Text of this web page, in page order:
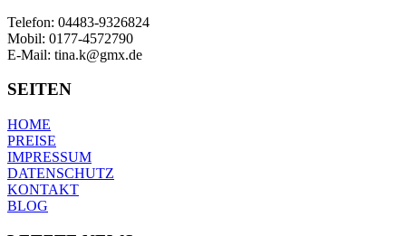
Telefon: 04483-9326824
Mobil: 0177-4572790
E-Mail: tina.k@gmx.de
SEITEN
HOME
PREISE
IMPRESSUM
DATENSCHUTZ
KONTAKT
BLOG